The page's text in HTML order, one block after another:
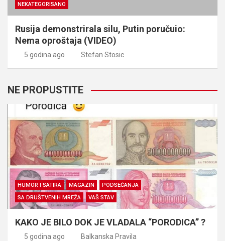
NEKATEGORISANO
Rusija demonstrirala silu, Putin poručuio:
Nema oproštaja (VIDEO)
5 godina ago Stefan Stosic
NE PROPUSTITE
HUMOR I SATIRA MAGAZIN
PODSEĆANJA
SA DRUŠTVENIH MREŽA
VAŠ STAV
KAKO JE BILO DOK JE VLADALA “PORODICA” ?
5 godina ago Balkanska Pravila